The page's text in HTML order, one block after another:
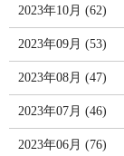
2023年10月 (62)
2023年09月 (53)
2023年08月 (47)
2023年07月 (46)
2023年06月 (76)